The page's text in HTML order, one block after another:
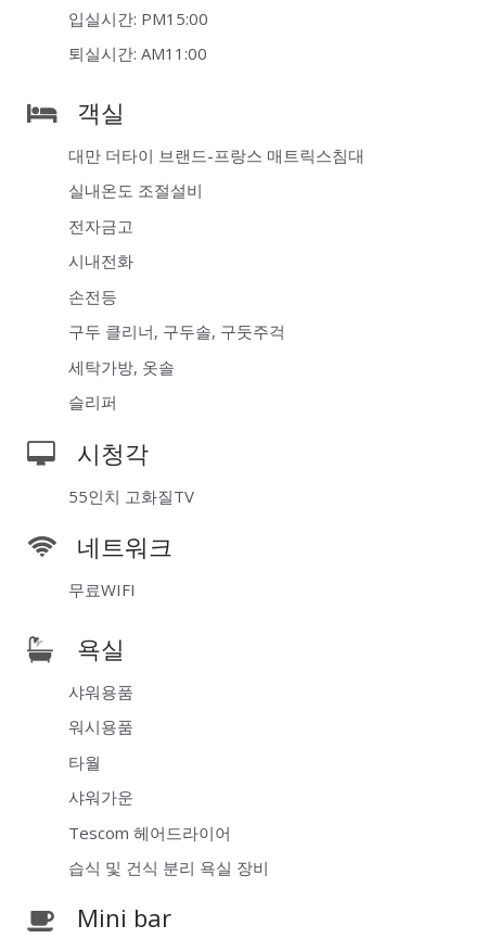
입실시간: PM15:00
퇴실시간: AM11:00
객실
대만 더타이 브랜드-프랑스 매트릭스침대
실내온도 조절설비
전자금고
시내전화
손전등
구두 클리너, 구두솔, 구둣주걱
세탁가방, 옷솔
슬리퍼
시청각
55인치 고화질TV
네트워크
무료WIFI
욕실
샤워용품
워시용품
타월
샤워가운
Tescom 헤어드라이어
습식 및 건식 분리 욕실 장비
Mini bar